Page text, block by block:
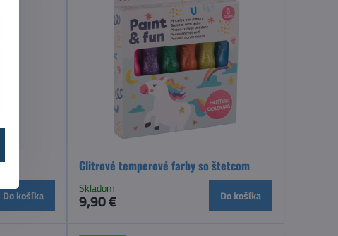
Do košíka
Glitrové temperové farby so štetcom
Skladom
9,90 € Do košíka